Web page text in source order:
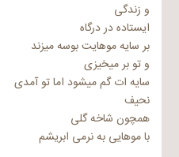
و زندگی
ایستاده در درگاه
بر سایه موهایت بوسه میزند
و تو بر میخیزی
سایه ات گم میشود اما تو آمدی
نحیف
همچون شاخه گلی
با موهایی به نرمی ابریشم